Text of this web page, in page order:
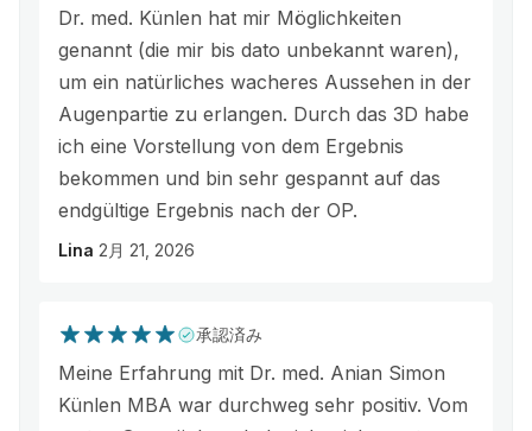
Dr. med. Künlen hat mir Möglichkeiten
genannt (die mir bis dato unbekannt waren),
um ein natürliches wacheres Aussehen in der
Augenpartie zu erlangen. Durch das 3D habe
ich eine Vorstellung von dem Ergebnis
bekommen und bin sehr gespannt auf das
endgültige Ergebnis nach der OP.
Lina 2月 21, 2026
承認済み
Meine Erfahrung mit Dr. med. Anian Simon
Künlen MBA war durchweg sehr positiv. Vom